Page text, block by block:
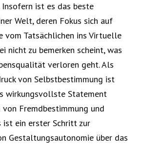
Insofern ist es das beste
Welt, deren Fokus sich auf
vom Tatsächlichen ins Virtuelle
nicht zu bemerken scheint, was
verloren geht. Als
von Selbstbestimmung ist
wirkungsvollste Statement
von Fremdbestimmung und
ist ein erster Schritt zur
Gestaltungsautonomie über das